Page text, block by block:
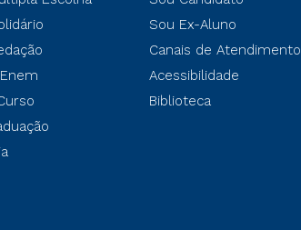
Sou Ex-Aluno
Canais de Atendimento
Acessibilidade
Biblioteca